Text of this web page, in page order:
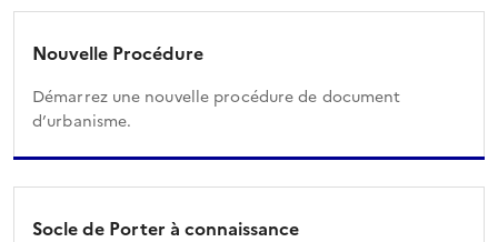
Nouvelle Procédure
Démarrez une nouvelle procédure de document
d’urbanisme.
Socle de Porter à connaissance